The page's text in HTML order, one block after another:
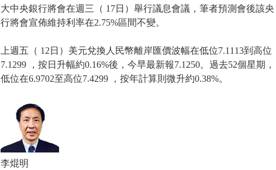
大中央銀行將會在週三（ 17日）舉行議息會議，筆者預測會後該央
行將會宣佈維持利率在2.75%區間不變。
上週五（ 12日）美元兌換人民幣離岸匯價波幅在低位7.1113到高位
7.1299 ，按日升幅約0.16%後，今早最新報7.1250。過去52個星期，
低位在6.9702至高位7.4299 ，按年計算則微升約0.38%。
李焜明